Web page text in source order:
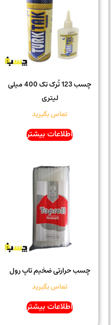
چسب 123 تُرک تک 400 میلی
تماس بگیرید
اطلاعات بیشتر
چسب حرارتی ضخیم تاپ رول
تماس بگیرید
اطلاعات بیشتر